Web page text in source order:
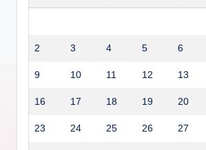
2 3 4 5 6
9 10 11 12 13
16 17 18 19 20
23 24 25 26 27